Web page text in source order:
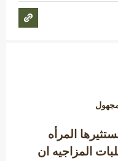
المرأه
المزاجيه ان